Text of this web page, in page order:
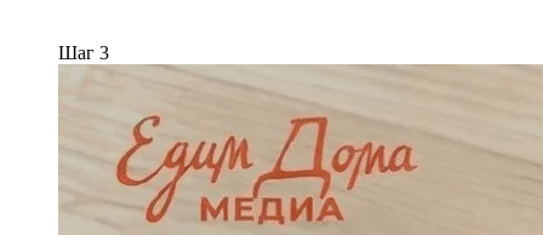
Шаг 3